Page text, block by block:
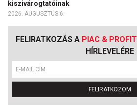
kiszivárogtatóinak
2026. AUGUSZTUS 6.
FELIRATKOZÁS A PIAC & PROFIT
HÍRLEVELÉRE
FELIRATKOZOM